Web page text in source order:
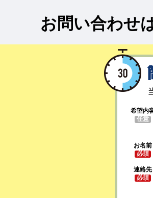
お問い合わせ
希望内
任意
お名前
必須
連絡先
必須